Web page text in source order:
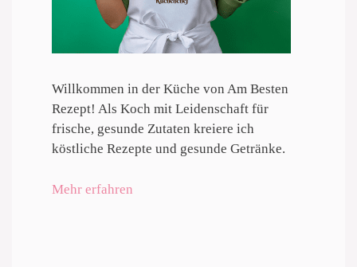
Willkommen in der Küche von Am Besten
Rezept! Als Koch mit Leidenschaft für
frische, gesunde Zutaten kreiere ich
köstliche Rezepte und gesunde Getränke.
Mehr erfahren